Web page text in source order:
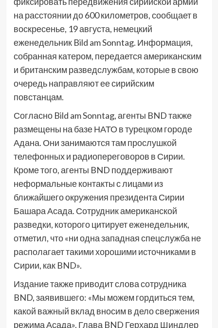
на расстоянии до 600 километров, сообщает в
воскресенье, 19 августа, немецкий
еженедельник Bild am Sonntag. Информация,
собранная катером, передается американским
и британским разведслужбам, которые в свою
очередь направляют ее сирийским
повстанцам.
Согласно Bild am Sonntag, агенты BND также
размещены на базе НАТО в турецком городе
Адана. Они занимаются там прослушкой
телефонных и радиопереговоров в Сирии.
Кроме того, агенты BND поддерживают
неформальные контакты с лицами из
ближайшего окружения президента Сирии
Башара Асада. Сотрудник американской
разведки, которого цитирует еженедельник,
отметил, что «ни одна западная спецслужба не
располагает такими хорошими источниками в
Сирии, как BND».
Издание также приводит слова сотрудника
BND, заявившего: «Мы можем гордиться тем,
какой важный вклад вносим в дело свержения
режима Асада». Глава BND Герхард Шиндлер